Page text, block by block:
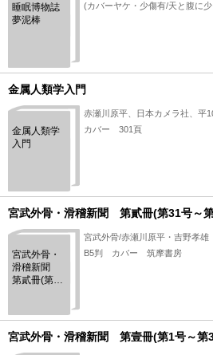
睡眠博物誌
夢泥棒
(カバーヤケ・少傷有/天と腹に
金属人類学入門
金属人類学
入門
赤瀬川原平、日本カメラ社、平
カバー 301頁
宮武外骨・滑稽新聞 第貳冊(第31号～
宮武外骨・
滑稽新聞
第貳冊(第31
宮武外骨/赤瀬川原平・吉野孝
B5判 カバー 筑摩書房
宮武外骨・滑稽新聞 第壹冊(第1号～第